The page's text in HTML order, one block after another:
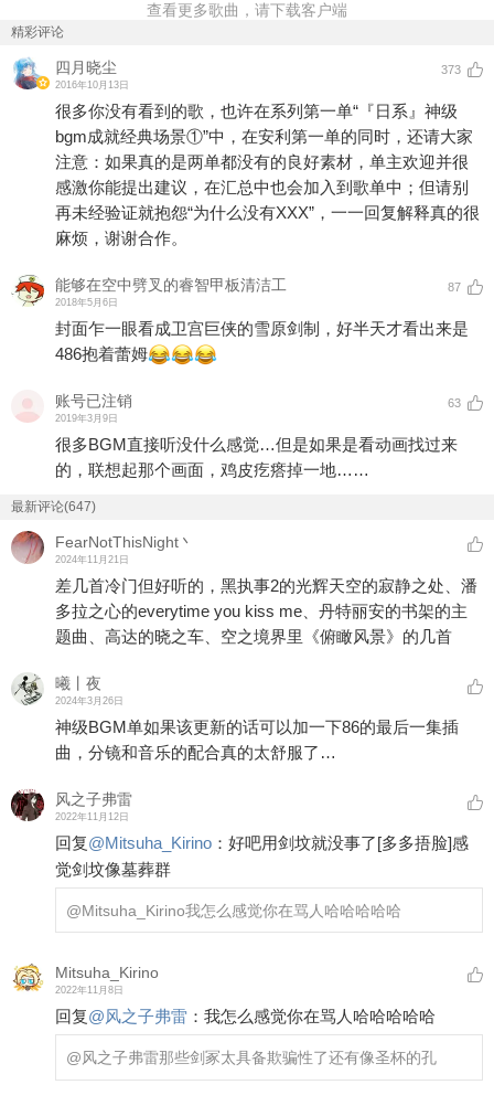
查看更多歌曲，请下载客户端
精彩评论
四月晓尘
2016年10月13日
373
很多你没有看到的歌，也许在系列第一单“『日系』神级
bgm成就经典场景①”中，在安利第一单的同时，还请大家
注意：如果真的是两单都没有的良好素材，单主欢迎并很
感激你能提出建议，在汇总中也会加入到歌单中；但请别
再未经验证就抱怨“为什么没有XXX”，一一回复解释真的很
麻烦，谢谢合作。
能够在空中劈叉的睿智甲板清洁工
2018年5月6日
87
封面乍一眼看成卫宫巨侠的雪原剑制，好半天才看出来是
486抱着蕾姆
账号已注销
2019年3月9日
63
很多BGM直接听没什么感觉…但是如果是看动画找过来
的，联想起那个画面，鸡皮疙瘩掉一地……
最新评论(647)
FearNotThisNight丶
2024年11月21日
差几首冷门但好听的，黑执事2的光辉天空的寂静之处、潘
多拉之心的everytime you kiss me、丹特丽安的书架的主
题曲、高达的晓之车、空之境界里《俯瞰风景》的几首
曦丨夜
2024年3月26日
神级BGM单如果该更新的话可以加一下86的最后一集插
曲，分镜和音乐的配合真的太舒服了…
风之子弗雷
2022年11月12日
回复@Mitsuha_Kirino ： 好吧用剑坟就没事了 [多多捂脸]感
觉剑坟像墓葬群
@Mitsuha_Kirino我怎么感觉你在骂人哈哈哈哈哈
Mitsuha_Kirino
2022年11月8日
回复@风之子弗雷 ： 我怎么感觉你在骂人哈哈哈哈哈
@风之子弗雷那些剑冢太具备欺骗性了还有像圣杯的孔